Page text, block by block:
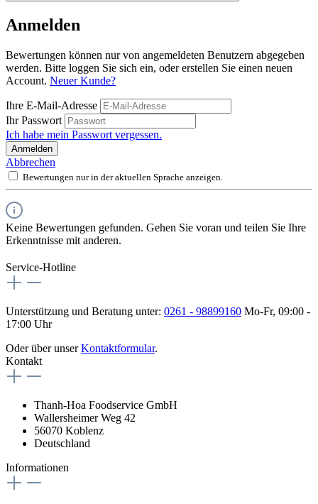
Anmelden
Bewertungen können nur von angemeldeten Benutzern abgegeben
werden. Bitte loggen Sie sich ein, oder erstellen Sie einen neuen
Account. Neuer Kunde?
Ihre E-Mail-Adresse
Ihr Passwort
Ich habe mein Passwort vergessen.
Anmelden
Abbrechen
Bewertungen nur in der aktuellen Sprache anzeigen.
Keine Bewertungen gefunden. Gehen Sie voran und teilen Sie Ihre
Erkenntnisse mit anderen.
Service-Hotline
Unterstützung und Beratung unter: 0261 - 98899160 Mo-Fr, 09:00 -
17:00 Uhr
Oder über unserKontaktformular.
Kontakt
Thanh-Hoa Foodservice GmbH
Wallersheimer Weg 42
56070 Koblenz
Deutschland
Informationen